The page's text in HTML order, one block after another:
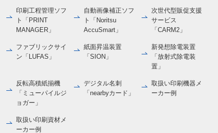
印刷工程管理ソフ
ト「PRINT
MANAGER」
自動画像補正ソフ
ト「Noritsu
AccuSmart」
次世代型販促支援
サービス
「CARM2」
ファブリックサイ
ン「LUFAS」
紙面昇温装置
「SION」
新発想除電装置
「放射式除電装
置」
反転高積紙揃機
「ミューパイルジ
ョガー」
デジタル名刺
「nearbyカード」
取扱い印刷機器メ
ーカー例
取扱い印刷資材メ
ーカー例